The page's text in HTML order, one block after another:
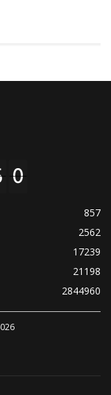
857
2562
17239
21198
2844960